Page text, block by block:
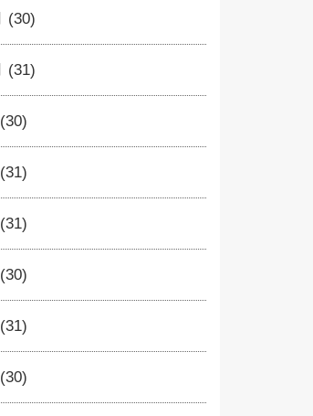
(30)
(31)
(30)
(31)
(31)
(30)
(31)
(30)